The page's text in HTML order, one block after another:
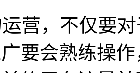
运营，不仅要
要会熟练操